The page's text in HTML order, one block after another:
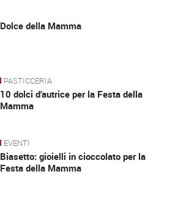
Dolce della Mamma
PASTICCERIA
10 dolci d’autrice per la Festa della
Mamma
EVENTI
Biasetto: gioielli in cioccolato per la
Festa della Mamma